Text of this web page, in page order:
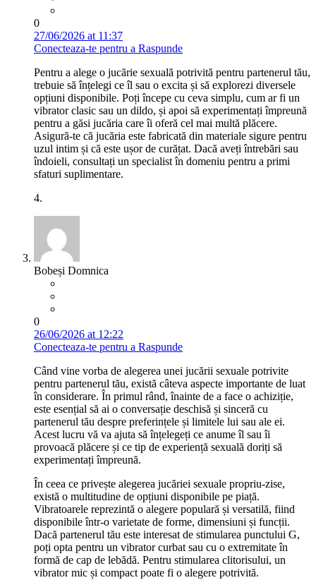
0
27/06/2026 at 11:37
Conecteaza-te pentru a Raspunde
Pentru a alege o jucărie sexuală potrivită pentru partenerul tău,
trebuie să înțelegi ce îl sau o excita și să explorezi diversele
opțiuni disponibile. Poți începe cu ceva simplu, cum ar fi un
vibrator clasic sau un dildo, și apoi să experimentați împreună
pentru a găsi jucăria care îi oferă cel mai multă plăcere.
Asigură-te că jucăria este fabricată din materiale sigure pentru
uzul intim și că este ușor de curățat. Dacă aveți întrebări sau
îndoieli, consultați un specialist în domeniu pentru a primi
sfaturi suplimentare.
4.
Bobeși Domnica
0
26/06/2026 at 12:22
Conecteaza-te pentru a Raspunde
Când vine vorba de alegerea unei jucării sexuale potrivite
pentru partenerul tău, există câteva aspecte importante de luat
în considerare. În primul rând, înainte de a face o achiziție,
este esențial să ai o conversație deschisă și sinceră cu
partenerul tău despre preferințele și limitele lui sau ale ei.
Acest lucru vă va ajuta să înțelegeți ce anume îl sau îi
provoacă plăcere și ce tip de experiență sexuală doriți să
experimentați împreună.
În ceea ce privește alegerea jucăriei sexuale propriu-zise,
există o multitudine de opțiuni disponibile pe piață.
Vibratoarele reprezintă o alegere populară și versatilă, fiind
disponibile într-o varietate de forme, dimensiuni și funcții.
Dacă partenerul tău este interesat de stimularea punctului G,
poți opta pentru un vibrator curbat sau cu o extremitate în
formă de cap de lebădă. Pentru stimularea clitorisului, un
vibrator mic și compact poate fi o alegere potrivită.